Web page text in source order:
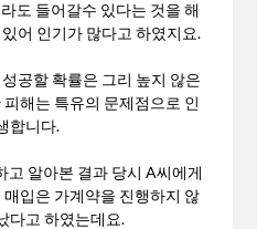
도 들어갈수 있다는 것을 해
어 인기가 많다고 하였지요.
공할 확률은 그리 높지 않은
해는 특유의 문제점으로 인
합니다.
고 알아본 결과 당시 A씨에게
입은 가계약을 진행하지 않
다고 하였는데요.